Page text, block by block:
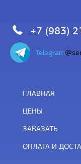
+7 (983)
Telegram
ГЛАВНАЯ
ЦЕНЫ
ЗАКАЗАТЬ
ОПЛАТА И